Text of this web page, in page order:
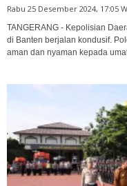
Rabu 25 Desember 2024, 17:05
TANGERANG - Kepolisian
di Banten berjalan kondusif.
aman dan nyaman kepada